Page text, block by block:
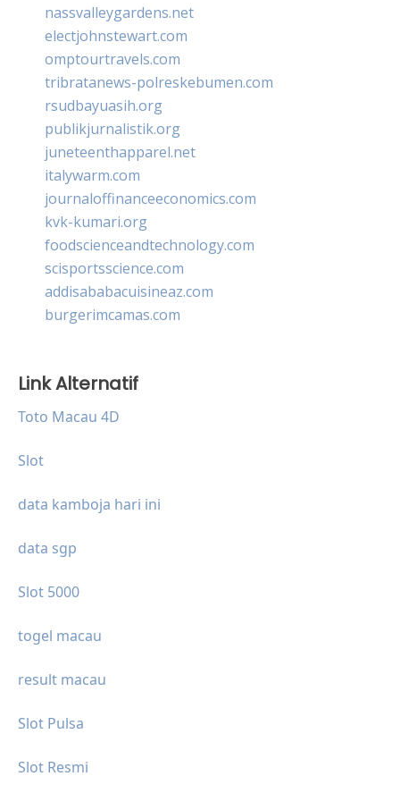
nassvalleygardens.net
electjohnstewart.com
omptourtravels.com
tribratanews-polreskebumen.com
rsudbayuasih.org
publikjurnalistik.org
juneteenthapparel.net
italywarm.com
journaloffinanceeconomics.com
kvk-kumari.org
foodscienceandtechnology.com
scisportsscience.com
addisababacuisineaz.com
burgerimcamas.com
Link Alternatif
Toto Macau 4D
Slot
data kamboja hari ini
data sgp
Slot 5000
togel macau
result macau
Slot Pulsa
Slot Resmi